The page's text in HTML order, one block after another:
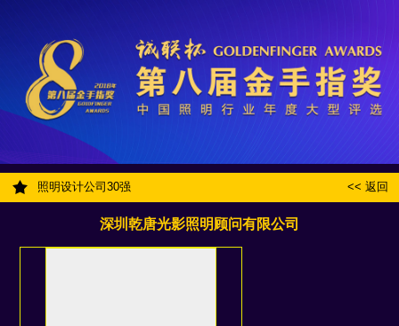
<< 返回
照明设计公司30强
深圳乾唐光影照明顾问有限公司